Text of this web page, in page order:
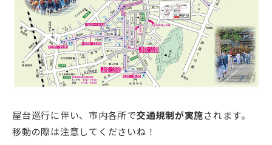
屋台巡行に伴い、市内各所で交通規制が実施されます。
移動の際は注意してくださいね！